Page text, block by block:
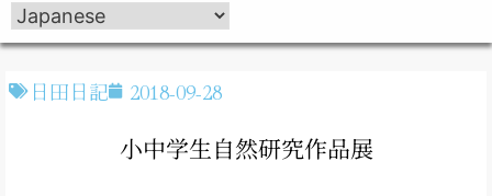
日田日記 2018-09-28
小中学生自然研究作品展